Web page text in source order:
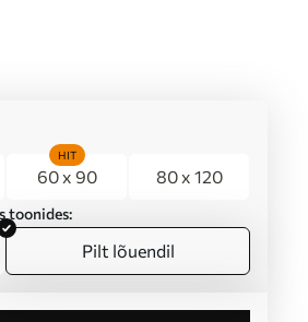
60 x 90
HIT
80 x 120
toonides:
Pilt lõuendil